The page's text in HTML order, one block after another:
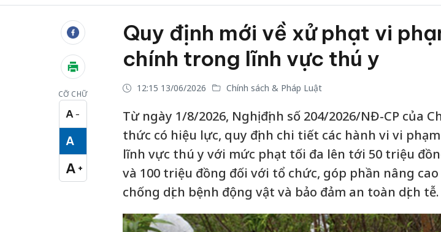
CỠ CHỮ
A −
Cỡ chữ nhỏ
A
Cỡ chữ vừa
A +
Cỡ chữ lớn
Quy định mới về xử phạt vi
chính trong lĩnh vực thú y
12:15 13/06/2026 Chính sách & Pháp Luật
Từ ngày 1/8/2026, Nghị định số 204/2026/NĐ-CP của
thức có hiệu lực, quy định chi tiết các hành vi vi
lĩnh vực thú y với mức phạt tối đa lên tới 50 triệu
và 100 triệu đồng đối với tổ chức, góp phần nâng
chống dịch bệnh động vật và bảo đảm an toàn dịch tễ.